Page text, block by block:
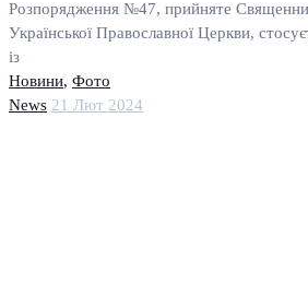
Розпорядження №47, прийняте
Української Православної Церкви,
із
Новини, Фото
News 21 Лют 2024